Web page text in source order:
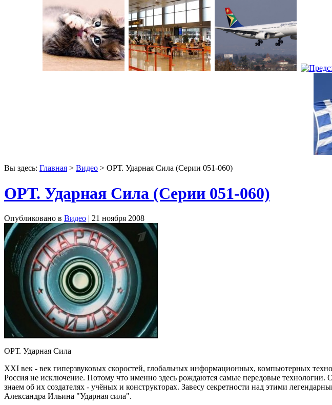
Вы здесь: Главная > Видео > ОРТ. Ударная Сила (Серии 051-060)
ОРТ. Ударная Сила (Серии 051-060)
Опубликовано в Видео | 21 ноября 2008
ОРТ. Ударная Сила
ХХI век - век гиперзвуковых скоростей, глобальных информационных, компьютерных
Россия не исключение. Потому что именно здесь рождаются самые передовые
знаем об их создателях - учёных и конструкторах. Завесу секретности над этими
Александра Ильина "Ударная сила".